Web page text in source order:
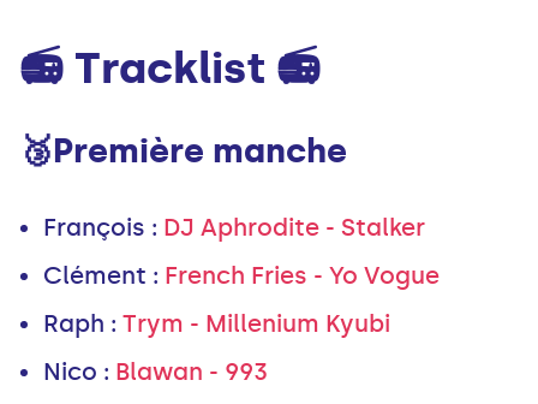
📻 Tracklist 📻
🥉Première manche
François : DJ Aphrodite - Stalker
Clément : French Fries - Yo Vogue
Raph : Trym - Millenium Kyubi
Nico : Blawan - 993